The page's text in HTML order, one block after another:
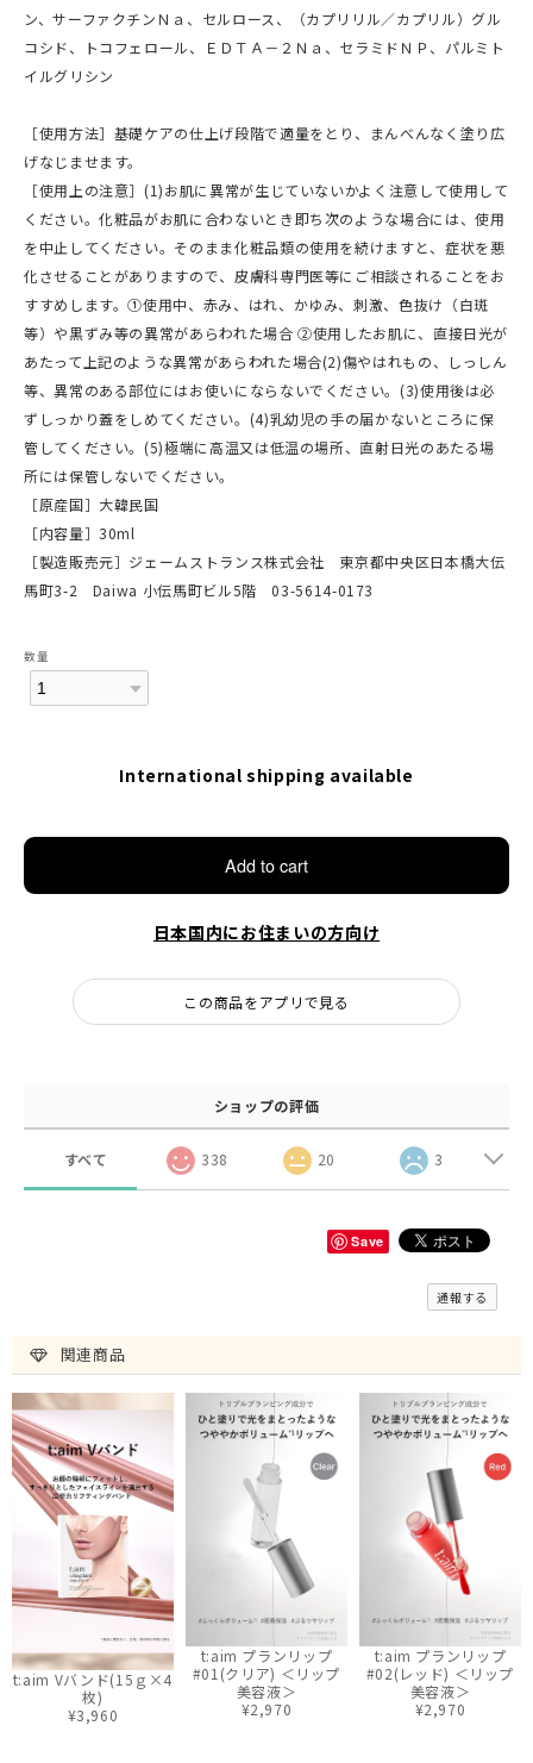
ン、サーファクチンＮａ、セルロース、（カプリリル／カプリル）グル
コシド、トコフェロール、ＥＤＴＡ－２Ｎａ、セラミドＮＰ、パルミト
イルグリシン
［使用方法］基礎ケアの仕上げ段階で適量をとり、まんべんなく塗り広
げなじませます。
［使用上の注意］(1)お肌に異常が生じていないかよく注意して使用して
ください。化粧品がお肌に合わないとき即ち次のような場合には、使用
を中止してください。そのまま化粧品類の使用を続けますと、症状を悪
化させることがありますので、皮膚科専門医等にご相談されることをお
すすめします。①使用中、赤み、はれ、かゆみ、刺激、色抜け（白斑
等）や黒ずみ等の異常があらわれた場合 ②使用したお肌に、直接日光が
あたって上記のような異常があらわれた場合(2)傷やはれもの、しっしん
等、異常のある部位にはお使いにならないでください。(3)使用後は必
ずしっかり蓋をしめてください。(4)乳幼児の手の届かないところに保
管してください。(5)極端に高温又は低温の場所、直射日光のあたる場
所には保管しないでください。
［原産国］大韓民国
［内容量］30ml
［製造販売元］ジェームストランス株式会社 東京都中央区日本橋大伝
馬町3-2 Daiwa 小伝馬町ビル5階 03-5614-0173
数量
International shipping available
Add to cart
日本国内にお住まいの方向け
この商品をアプリで見る
ショップの評価
すべて 338 20 3
Save
通報する
関連商品
t:aim Vバンド(15ｇ×4
枚)
¥3,960
t:aim プランリップ
#01(クリア) ＜リップ
美容液＞
¥2,970
t:aim プランリップ
#02(レッド) ＜リップ
美容液＞
¥2,970